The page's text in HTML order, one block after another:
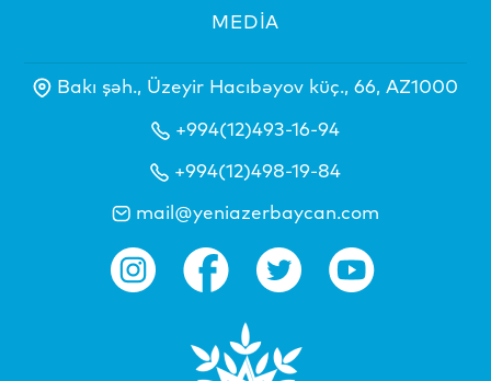
MEDİA
Bakı şəh., Üzeyir Hacıbəyov küç., 66, AZ1000
+994(12)493-16-94
+994(12)498-19-84
mail@yeniazerbaycan.com